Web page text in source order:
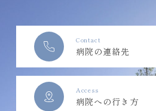
Contact
病院の連絡先
Access
病院への行き方